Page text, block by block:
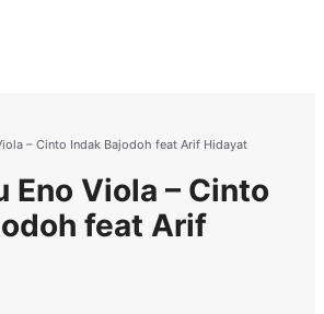
– Cinto Indak Bajodoh feat Arif Hidayat
Eno Viola – Cinto
feat Arif